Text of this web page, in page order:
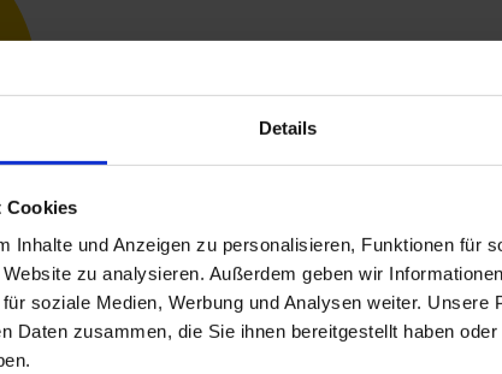
Details
Cookies
Inhalte und Anzeigen zu personalisieren, Funktionen für
zu analysieren. Außerdem geben wir
soziale Medien, Werbung und Analysen weiter. Unsere
Daten zusammen, die Sie ihnen bereitgestellt haben